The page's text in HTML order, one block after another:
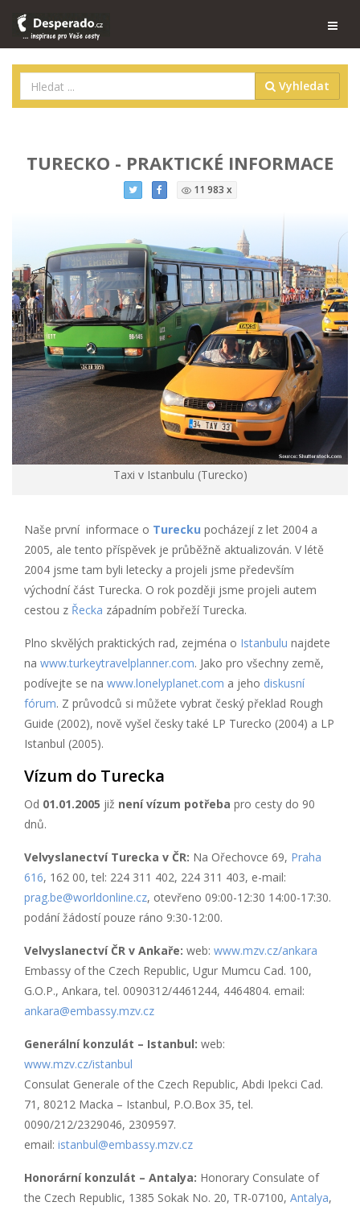
Vyhledat
TURECKO - PRAKTICKÉ INFORMACE
11 983 x
Taxi v Istanbulu (Turecko)
Naše první informace o Turecku pocházejí z let 2004 a
2005, ale tento příspěvek je průběžně aktualizován. V létě
2004 jsme tam byli letecky a projeli jsme především
východní část Turecka. O rok později jsme projeli autem
cestou z Řecka západním pobřeží Turecka.
Plno skvělých praktických rad, zejména o Istanbulu najdete
na www.turkeytravelplanner.com. Jako pro všechny země,
podívejte se na www.lonelyplanet.com a jeho diskusní
fórum. Z průvodců si můžete vybrat český překlad Rough
Guide (2002), nově vyšel česky také LP Turecko (2004) a LP
Istanbul (2005).
Vízum do Turecka
Od 01.01.2005 již není vízum potřeba pro cesty do 90
dnů.
Velvyslanectví Turecka v ČR: Na Ořechovce 69, Praha
616, 162 00, tel: 224 311 402, 224 311 403, e-mail:
prag.be@worldonline.cz, otevřeno 09:00-12:30 14:00-17:30.
podání žádostí pouze ráno 9:30-12:00.
Velvyslanectví ČR v Ankaře: web: www.mzv.cz/ankara
Embassy of the Czech Republic, Ugur Mumcu Cad. 100,
G.O.P., Ankara, tel. 0090312/4461244, 4464804. email:
ankara@embassy.mzv.cz
Generální konzulát – Istanbul: web:
www.mzv.cz/istanbul
Consulat Generale of the Czech Republic, Abdi Ipekci Cad.
71, 80212 Macka – Istanbul, P.O.Box 35, tel.
0090/212/2329046, 2309597.
email: istanbul@embassy.mzv.cz
Honorární konzulát – Antalya: Honorary Consulate of
the Czech Republic, 1385 Sokak No. 20, TR-07100, Antalya,